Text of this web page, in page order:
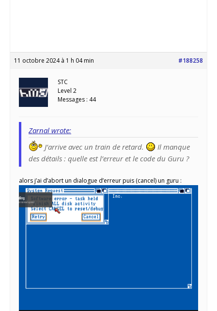
11 octobre 2024 à 1 h 04 min #188258
STC
Level 2
Messages : 44
Zarnal wrote:
J’arrive avec un train de retard.
Il manque
des détails : quelle est l’erreur et le code du Guru ?
alors j’ai d’abort un dialogue d’erreur puis (cancel) un guru :